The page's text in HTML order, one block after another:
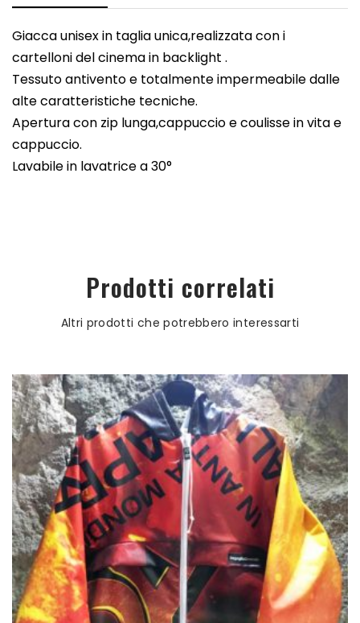
Giacca unisex in taglia unica,realizzata con i
cartelloni del cinema in backlight .
Tessuto antivento e totalmente impermeabile dalle
alte caratteristiche tecniche.
Apertura con zip lunga,cappuccio e coulisse in vita e
cappuccio.
Lavabile in lavatrice a 30°
Prodotti correlati
Altri prodotti che potrebbero interessarti